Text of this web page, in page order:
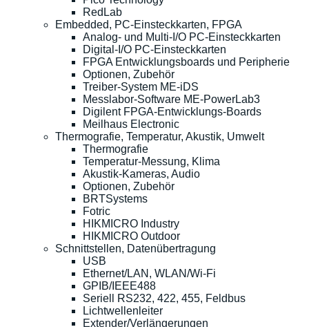
RedLab
Embedded, PC-Einsteckkarten, FPGA
Analog- und Multi-I/O PC-Einsteckkarten
Digital-I/O PC-Einsteckkarten
FPGA Entwicklungsboards und Peripherie
Optionen, Zubehör
Treiber-System ME-iDS
Messlabor-Software ME-PowerLab3
Digilent FPGA-Entwicklungs-Boards
Meilhaus Electronic
Thermografie, Temperatur, Akustik, Umwelt
Thermografie
Temperatur-Messung, Klima
Akustik-Kameras, Audio
Optionen, Zubehör
BRTSystems
Fotric
HIKMICRO Industry
HIKMICRO Outdoor
Schnittstellen, Datenübertragung
USB
Ethernet/LAN, WLAN/Wi-Fi
GPIB/IEEE488
Seriell RS232, 422, 455, Feldbus
Lichtwellenleiter
Extender/Verlängerungen